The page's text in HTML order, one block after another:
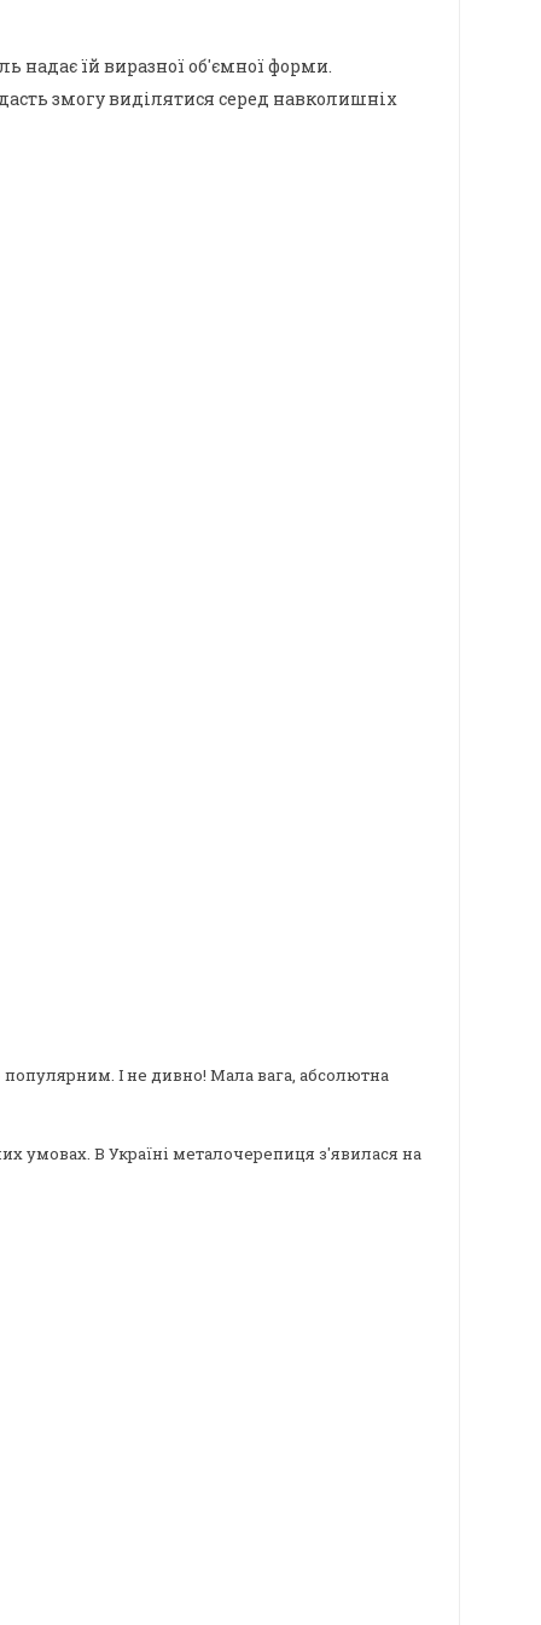
надає їй виразної об'ємної форми.
змогу виділятися серед навколишніх
популярним. І не дивно! Мала вага, абсолютна
умовах. В Україні металочерепиця з'явилася на